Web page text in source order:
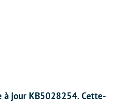
à jour KB5028254. Cette-